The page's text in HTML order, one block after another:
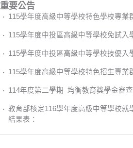
重要公告
115學年度高級中等學校特色學校專業
115學年度中投區高級中等學校免試入
115學年度中投區高級中等學校技優入
115學年度高級中等學校特色招生專業
114年度第二學期 均衡教育獎學金審查
教育部核定116學年度高級中等學校就
結果表：